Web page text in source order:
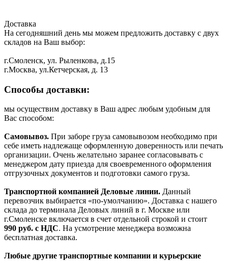
Доставка
На сегодняшний день мы можем предложить доставку с двух
складов на Ваш выбор:
г.Смоленск, ул. Рыленкова, д.15
г.Москва, ул.Кетчерская, д. 13
Способы доставки:
мы осуществим доставку в Ваш адрес любым удобным для
Вас способом:
Самовывоз. При заборе груза самовывозом необходимо при
себе иметь надлежаще оформленную доверенность или печать
организации. Очень желательно заранее согласовывать с
менеджером дату приезда для своевременного оформления
отгрузочных документов и подготовки самого груза.
Транспортной компанией Деловые линии. Данный
перевозчик выбирается «по-умолчанию». Доставка с нашего
склада до терминала Деловых линий в г. Москве или
г.Смоленске включается в счет отдельной строкой и стоит
990 руб. с НДС. На усмотрение менеджера возможна
бесплатная доставка.
Любые другие транспортные компании и курьерские